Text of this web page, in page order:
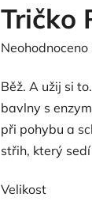
Tričko
Průměrné
produktu
je
0,0
z
hvězdiček.
Neohodnoceno
Běž. A užij si
bavlny s
při pohybu a
střih, který
Velikost